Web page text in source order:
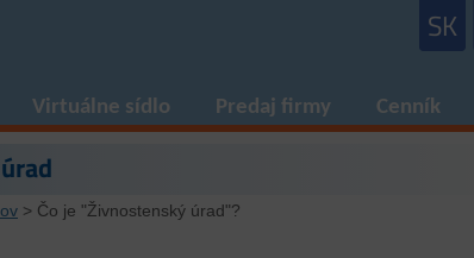
SK
Virtuálne sídlo Predaj firmy Cenník
> Čo je "Živnostenský úrad"?